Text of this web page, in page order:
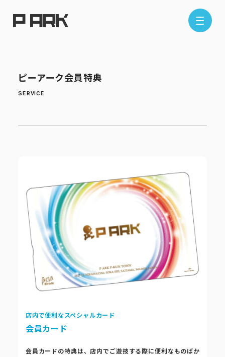
店舗情報
エリアから探す
ピーアークで楽しむ
ピーアークで楽しむ トップ
パチンコ・スロット
企業情報
会社概要
トピックス
ピーアーク会員特典
店内で便利なスペシャルカード
会員カード
会員カードの特典は、店内でご遊技する際に便利なものばか